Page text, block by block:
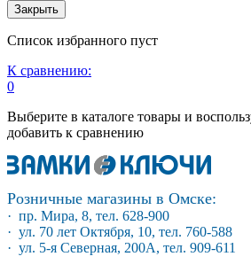
Закрыть
Список избранного пуст
К сравнению:
0
Выберите в каталоге товары и
добавить к сравнению
Розничные магазины в Омске:
· пр. Мира, 8, тел. 628-900
· ул. 70 лет Октября, 10, тел. 760-588
· ул. 5-я Северная, 200А, тел. 909-611